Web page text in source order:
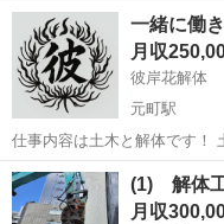
一緒に働
月収
彼岸花解体
元町駅
仕事内容は土木と解体です！
す！ 解体では斫りや内装解体
土曜日が隔週であったり毎週
は固定休みです！ 月1回に会
北海道 札幌市 元町駅
(1) 解体
月収